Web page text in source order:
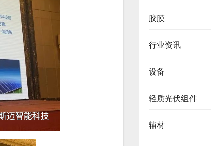
胶膜
行业资讯
设备
轻质光伏组件
辅材